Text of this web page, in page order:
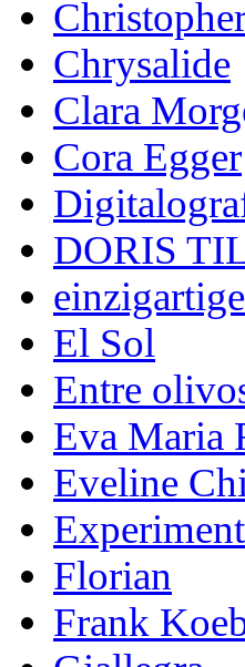
Chrysalide
Clara
Cora Egger
DORIS
El Sol
Entre
Eva Maria
Eveline
Florian
Frank